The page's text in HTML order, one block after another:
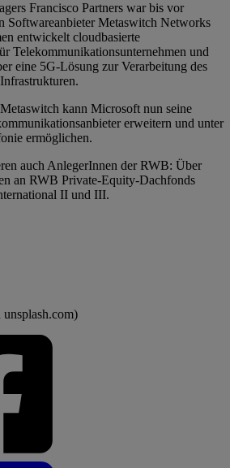
Francisco Partners war bis vor
Softwareanbieter Metaswitch Networks
entwickelt cloudbasierte
Telekommunikationsunternehmen und
eine 5G-Lösung zur Verarbeitung des
kann Microsoft nun seine
erweitern und unter
ermöglichen.
auch AnlegerInnen der RWB: Über
an RWB Private-Equity-Dachfonds
II und III.